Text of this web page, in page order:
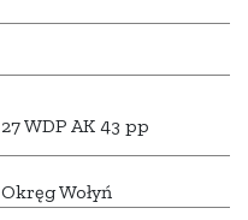
27 WDP AK 43 pp
Okręg Wołyń